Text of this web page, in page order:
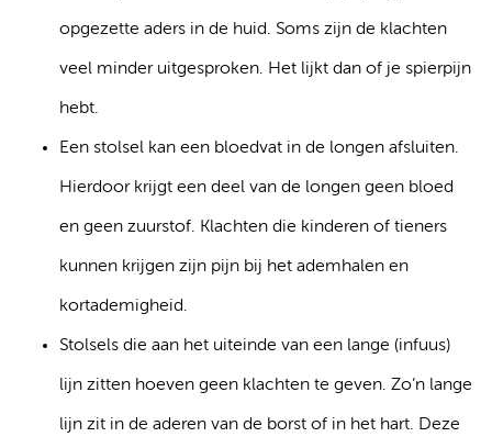
opgezette aders in de huid. Soms zijn de klachten
veel minder uitgesproken. Het lijkt dan of je spierpijn
hebt.
Een stolsel kan een bloedvat in de longen afsluiten.
Hierdoor krijgt een deel van de longen geen bloed
en geen zuurstof. Klachten die kinderen of tieners
kunnen krijgen zijn pijn bij het ademhalen en
kortademigheid.
Stolsels die aan het uiteinde van een lange (infuus)
lijn zitten hoeven geen klachten te geven. Zo’n lange
lijn zit in de aderen van de borst of in het hart. Deze